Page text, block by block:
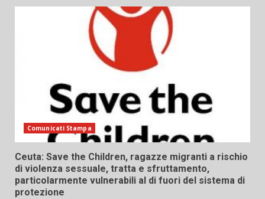
Comunicati Stampa
Ceuta: Save the Children, ragazze migranti a rischio
di violenza sessuale, tratta e sfruttamento,
particolarmente vulnerabili al di fuori del sistema di
protezione